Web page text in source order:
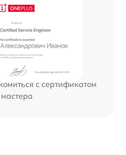
с сертификатом
мастера